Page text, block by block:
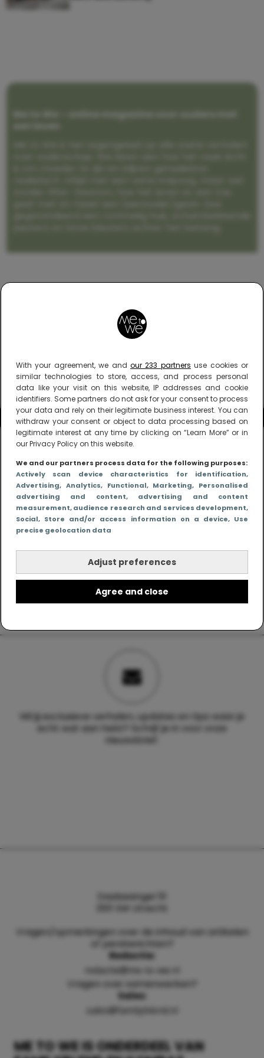
With your agreement, we and our 233 partners use cookies or
similar technologies to store, access, and process personal
data like your visit on this website, IP addresses and cookie
identifiers. Some partners do not ask for your consent to process
your data and rely on their legitimate business interest. You can
withdraw your consent or object to data processing based on
legitimate interest at any time by clicking on “Learn More” or in
our Privacy Policy on this website.
We and our partners process data for the following purposes:
Actively scan device characteristics for identification,
Advertising, Analytics, Functional, Marketing, Personalised
advertising and content, advertising and content
measurement, audience research and services development,
Social, Store and/or access information on a device, Use
precise geolocation data
Adjust preferences
Agree and close
Me to We – online magazine voor ouders met
Wil jij exclusieve verhalen, updates en tips waar je
echt wat aan hebt? Schrijf je in voor onze
nieuwsbrief.
ME TO WE IS ONDERDEEL VAN
Daalsesingel 51
3511 SW Utrecht
Vragen/opmerkingen over de inhoud van artikelen
of persberichten?
Redactie:
redactie@me-to-we.nl
Vragen over samenwerken?
Sales:
sales@familyblend.nl